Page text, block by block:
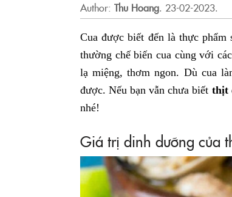
Author: Thu Hoang. 23-02-2023.
Cua được biết đến là thực
thường chế biến cua cùng với
lạ miệng, thơm ngon. Dù cua
được. Nếu bạn vẫn chưa biết thịt
nhé!
Giá trị dinh dưỡng của